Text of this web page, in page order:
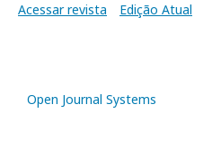
Acessar revista
Edição Atual
Open Journal Systems